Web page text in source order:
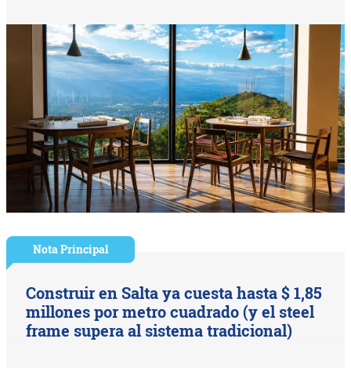
Nota Principal
Construir en Salta ya cuesta hasta $ 1,85
millones por metro cuadrado (y el steel
frame supera al sistema tradicional)